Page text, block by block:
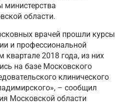
министерства
области.
врачей прошли курсы
и профессиональной
квартале 2018 года, из них
на базе Московского
клинического
– сообщил
Московской области